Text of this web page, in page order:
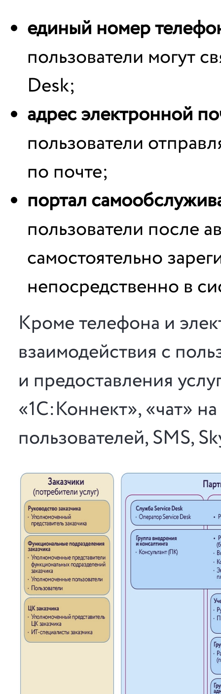
единый номер
пользователи могут
Desk;
адрес электронной
пользователи
по почте;
портал
пользователи после
самостоятельно
непосредственно в
Кроме телефона и
взаимодействия с
и предоставления
«1С:Коннект», «чат»
пользователей, SMS,